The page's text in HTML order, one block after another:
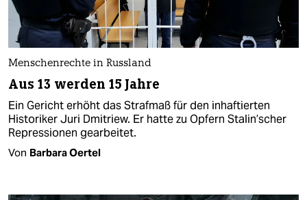
Menschenrechte in Russland
Aus 13 werden 15 Jahre
Ein Gericht erhöht das Strafmaß für den inhaftierten
Historiker Juri Dmitriew. Er hatte zu Opfern Stalin’scher
Repressionen gearbeitet.
Von Barbara Oertel